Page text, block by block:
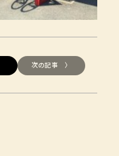
次の記事 〉